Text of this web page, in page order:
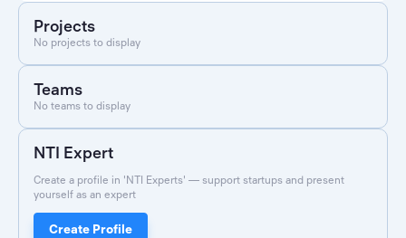
Projects
No projects to display
Teams
No teams to display
NTI Expert
Create a profile in 'NTI Experts' — support startups and present
yourself as an expert
Create Profile